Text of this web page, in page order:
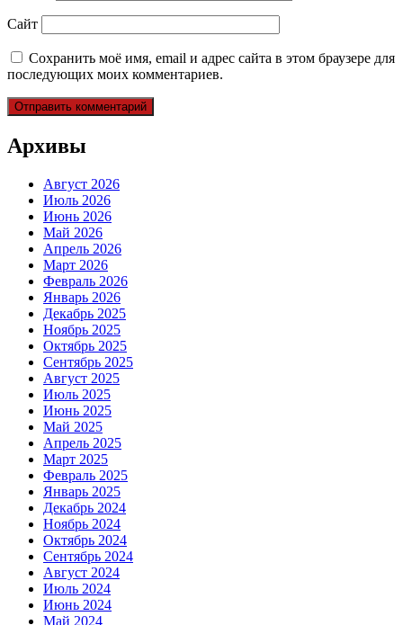
Сайт
Сохранить моё имя, email и адрес сайта в этом браузере для
последующих моих комментариев.
Архивы
Август 2026
Июль 2026
Июнь 2026
Май 2026
Апрель 2026
Март 2026
Февраль 2026
Январь 2026
Декабрь 2025
Ноябрь 2025
Октябрь 2025
Сентябрь 2025
Август 2025
Июль 2025
Июнь 2025
Май 2025
Апрель 2025
Март 2025
Февраль 2025
Январь 2025
Декабрь 2024
Ноябрь 2024
Октябрь 2024
Сентябрь 2024
Август 2024
Июль 2024
Июнь 2024
Май 2024